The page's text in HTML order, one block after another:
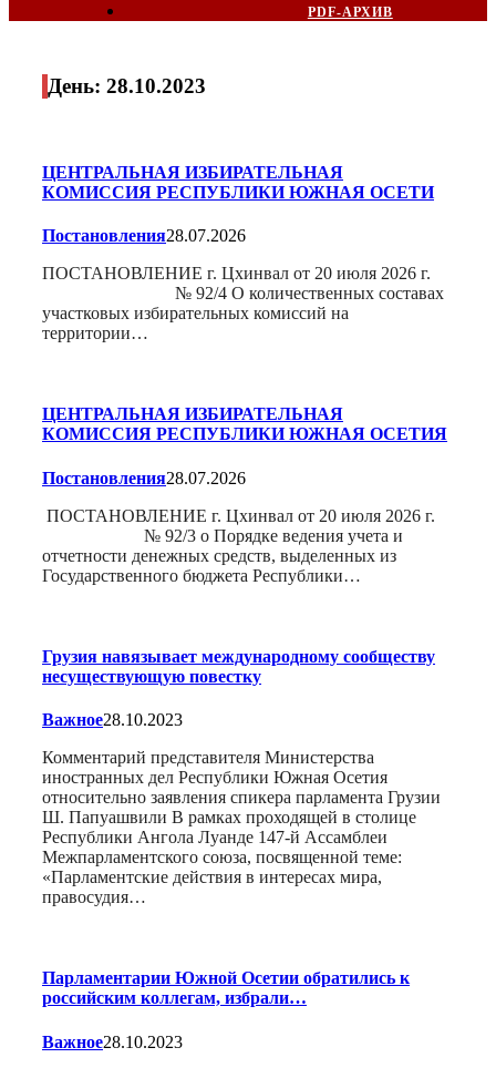
PDF-АРХИВ
День: 28.10.2023
ЦЕНТРАЛЬНАЯ ИЗБИРАТЕЛЬНАЯ
КОМИССИЯ РЕСПУБЛИКИ ЮЖНАЯ ОСЕТИ
Постановления28.07.2026
ПОСТАНОВЛЕНИЕ г. Цхинвал от 20 июля 2026 г.
№ 92/4 О количественных составах
участковых избирательных комиссий на
территории…
ЦЕНТРАЛЬНАЯ ИЗБИРАТЕЛЬНАЯ
КОМИССИЯ РЕСПУБЛИКИ ЮЖНАЯ ОСЕТИЯ
Постановления28.07.2026
ПОСТАНОВЛЕНИЕ г. Цхинвал от 20 июля 2026 г.
№ 92/3 о Порядке ведения учета и
отчетности денежных средств, выделенных из
Государственного бюджета Республики…
Грузия навязывает международному сообществу
несуществующую повестку
Важное28.10.2023
Комментарий представителя Министерства
иностранных дел Республики Южная Осетия
относительно заявления спикера парламента Грузии
Ш. Папуашвили В рамках проходящей в столице
Республики Ангола Луанде 147-й Ассамблеи
Межпарламентского союза, посвященной теме:
«Парламентские действия в интересах мира,
правосудия…
Парламентарии Южной Осетии обратились к
российским коллегам, избрали…
Важное28.10.2023